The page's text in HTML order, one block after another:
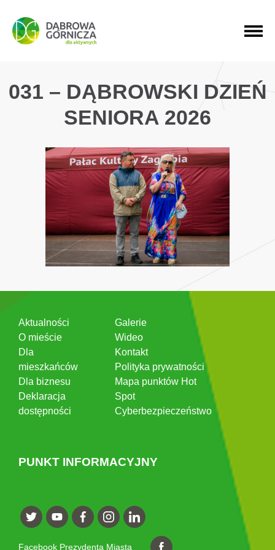
PRZEJDŹ DO MENU GŁÓWNEGO
PRZEJDŹ DO WYSZUKIWARKI
PRZEJDŹ DO TREŚCI
031 – DĄBROWSKI DZIEŃ
SENIORA 2026
Aktualności
O mieście
Dla
mieszkańców
Dla biznesu
Deklaracja
dostępności
Galerie
Wideo
Kontakt
Polityka prywatności
Mapa punktów Hot
Spot
Cyberbezpieczeństwo
PUNKT INFORMACYJNY
Facebook Prezydenta Miasta